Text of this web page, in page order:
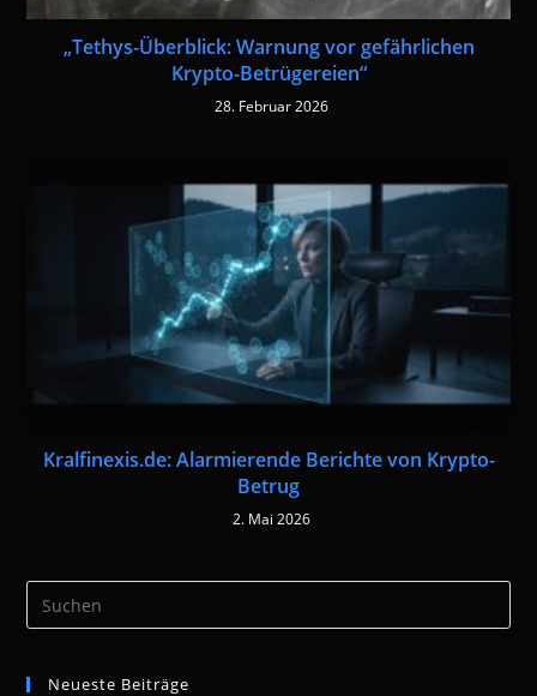
„Tethys-Überblick: Warnung vor gefährlichen
Krypto-Betrügereien“
28. Februar 2026
Kralfinexis.de: Alarmierende Berichte von Krypto-
Betrug
2. Mai 2026
Neueste Beiträge